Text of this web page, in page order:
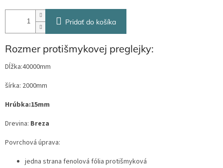
Pridať do košíka
Rozmer protišmykovej preglejky:
Dĺžka:40000mm
šírka: 2000mm
Hrúbka:15mm
Drevina: Breza
Povrchová úprava:
jedna strana fenolová fólia protišmyková